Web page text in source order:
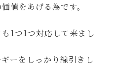
値をあげる為です。
1つ1つ対応して来まし
ーをしっかり線引きし